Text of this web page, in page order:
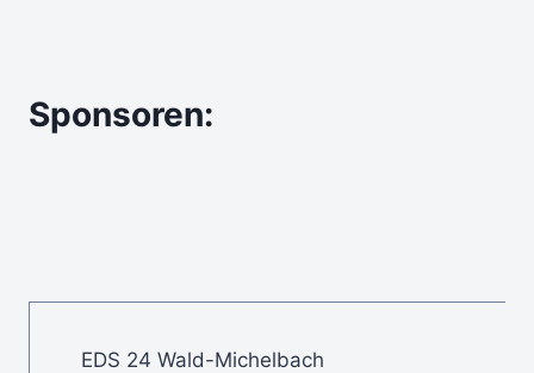
Sponsoren:
EDS 24 Wald-Michelbach